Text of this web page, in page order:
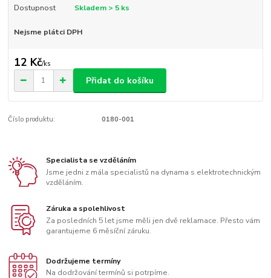
Dostupnost Skladem > 5 ks
Nejsme plátci DPH
12 Kč/ks
Přidat do košíku
Číslo produktu: 0180-001
Specialista se vzděláním
Jsme jedni z mála specialistů na dynama s elektrotechnickým
vzděláním.
Záruka a spolehlivost
Za posledních 5 let jsme měli jen dvě reklamace. Přesto vám
garantujeme 6 měsíční záruku.
Dodržujeme termíny
Na dodržování termínů si potrpíme.